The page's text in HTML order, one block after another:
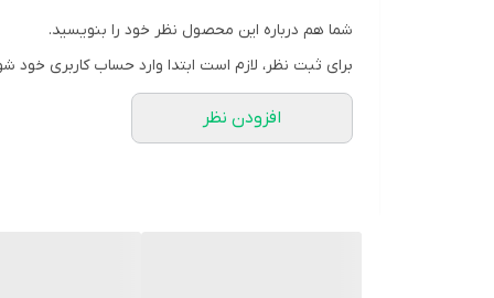
شما هم درباره این محصول نظر خود را بنویسید.
برای ثبت نظر، لازم است ابتدا وارد حساب کاربری خود
افزودن نظر